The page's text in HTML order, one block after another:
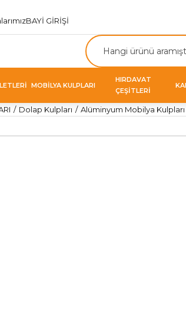
BAYİ GİRİŞİ
MOBİLYA KULPLARI
HIRDAVAT
ÇEŞİTLERİ
Dolap Kulpları Alüminyum Mobilya Kulpları